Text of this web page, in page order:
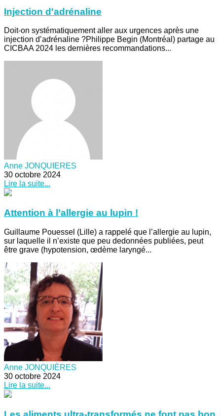
Injection d'adrénaline
Doit-on systématiquement aller aux urgences après une
injection d’adrénaline ?Philippe Begin (Montréal) partage au
CICBAA 2024 les dernières recommandations...
Anne JONQUIERES
30 octobre 2024
Lire la suite...
Attention à l’allergie au lupin !
Guillaume Pouessel (Lille) a rappelé que l’allergie au lupin,
sur laquelle il n’existe que peu dedonnées publiées, peut
être grave (hypotension, œdème laryngé...
Anne JONQUIÈRES
30 octobre 2024
Lire la suite...